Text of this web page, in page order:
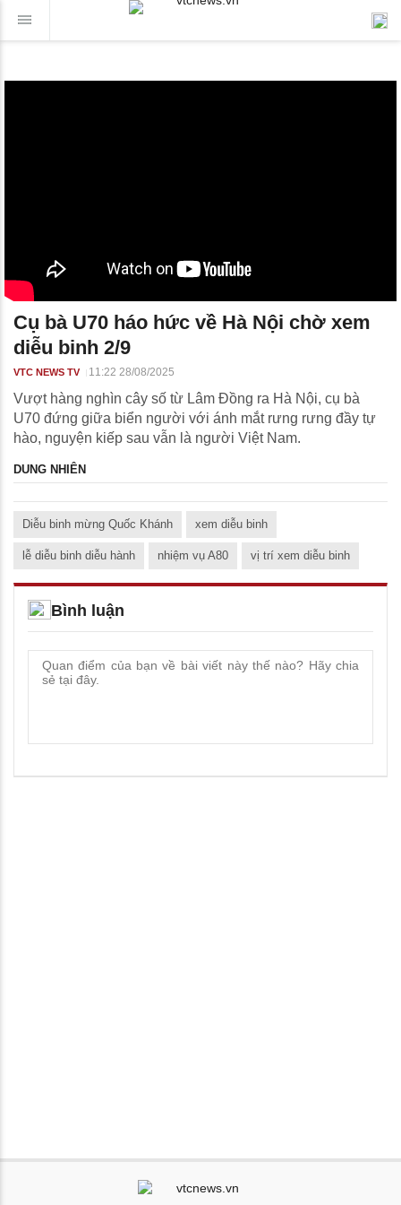
Cụ bà U70 háo hức về Hà Nội chờ xem
diễu binh 2/9
VTC NEWS TV 11:22 28/08/2025
Vượt hàng nghìn cây số từ Lâm Đồng ra Hà Nội, cụ bà
U70 đứng giữa biển người với ánh mắt rưng rưng đầy tự
hào, nguyện kiếp sau vẫn là người Việt Nam.
DUNG NHIÊN
Diễu binh mừng Quốc Khánh xem diễu binh
lễ diễu binh diễu hành nhiệm vụ A80 vị trí xem diễu binh
Bình luận